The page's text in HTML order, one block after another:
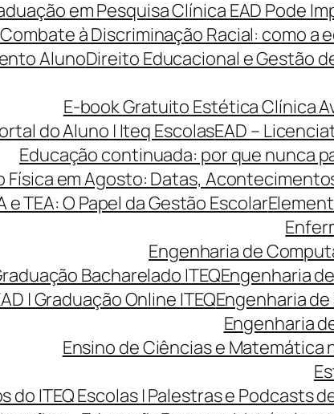
em Pesquisa Clínica EAD Pode
à Discriminação Racial: como a
AlunoDireito Educacional e Gestão
E-book Gratuito Estética Clínica
do Aluno | Iteq EscolasEAD –
Educação continuada: por que nunca
Física em Agosto: Datas,
e TEA: O Papel da Gestão Escolar
Engenharia de
Bacharelado ITEQEngenharia
| Graduação Online ITEQEngenharia
Engenharia
Ensino de Ciências e Matemática
do ITEQ Escolas | Palestras e Podcasts